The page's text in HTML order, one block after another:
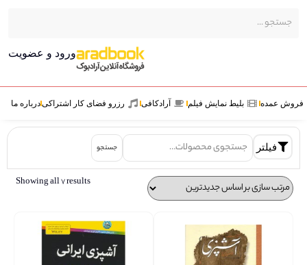
ورود و عضویت
عمده بلیط نمایش فیلم آرادکافی رزرو فضای کار اشتراکی درباره ما
فیلتر جستجو
Showing all 7 results